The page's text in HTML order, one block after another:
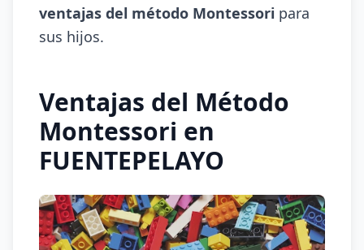
ventajas del método Montessori para
sus hijos.
Ventajas del Método
Montessori en
FUENTEPELAYO